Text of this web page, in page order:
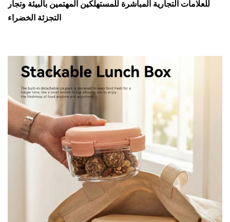
للعلامات التجارية المباشرة للمستهلكين المهتمين بالبيئة وتجار
التجزئة الخضراء